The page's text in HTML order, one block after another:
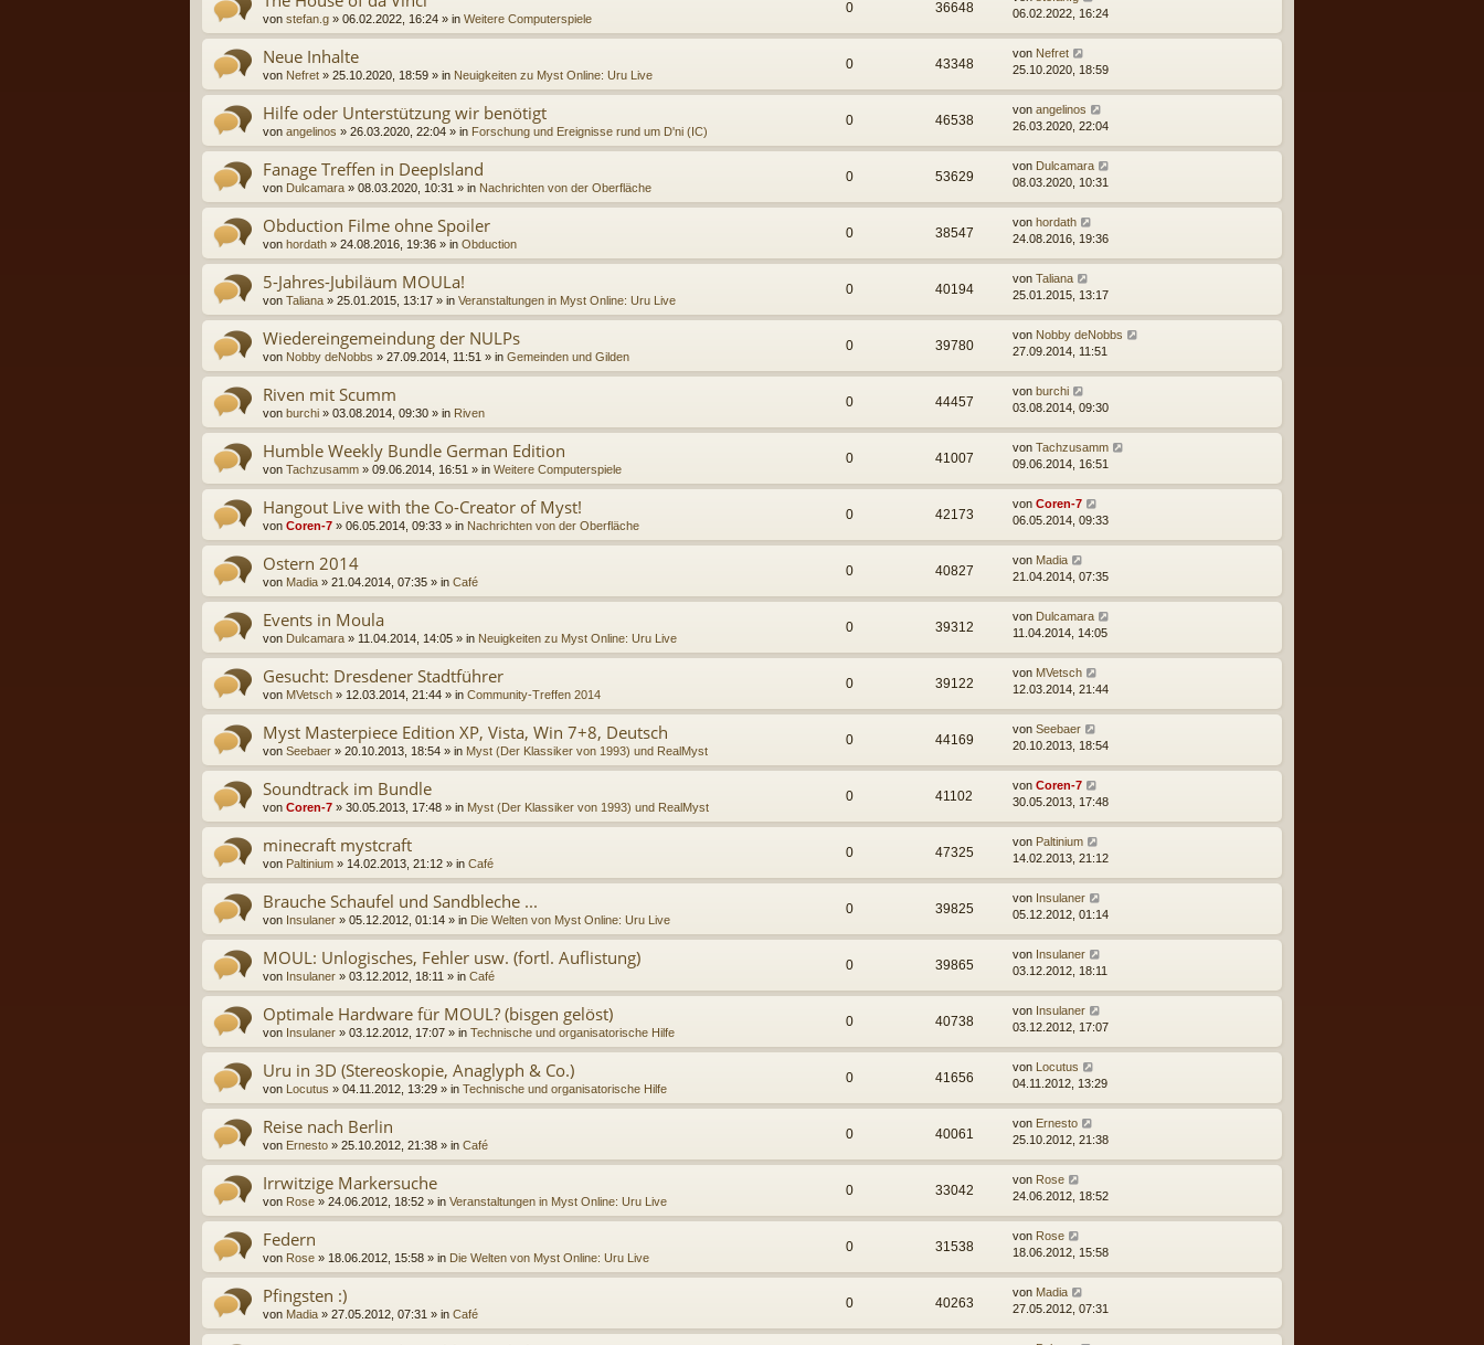
von stefan.g » 06.02.2022, 16:24 » in Weitere Computerspiele
0 36648
06.02.2022, 16:24
Neue Inhalte
von Nefret » 25.10.2020, 18:59 » in Neuigkeiten zu Myst Online: Uru Live
0 43348
von Nefret
25.10.2020, 18:59
Hilfe oder Unterstützung wir benötigt
von angelinos » 26.03.2020, 22:04 » in Forschung und Ereignisse rund um D'ni (IC)
0 46538
von angelinos
26.03.2020, 22:04
Fanage Treffen in DeepIsland
von Dulcamara » 08.03.2020, 10:31 » in Nachrichten von der Oberfläche
0 53629
von Dulcamara
08.03.2020, 10:31
Obduction Filme ohne Spoiler
von hordath » 24.08.2016, 19:36 » in Obduction
0 38547
von hordath
24.08.2016, 19:36
5-Jahres-Jubiläum MOULa!
von Taliana » 25.01.2015, 13:17 » in Veranstaltungen in Myst Online: Uru Live
0 40194
von Taliana
25.01.2015, 13:17
Wiedereingemeindung der NULPs
von Nobby deNobbs » 27.09.2014, 11:51 » in Gemeinden und Gilden
0 39780
von Nobby deNobbs
27.09.2014, 11:51
Riven mit Scumm
von burchi » 03.08.2014, 09:30 » in Riven
0 44457
von burchi
03.08.2014, 09:30
Humble Weekly Bundle German Edition
von Tachzusamm » 09.06.2014, 16:51 » in Weitere Computerspiele
0 41007
von Tachzusamm
09.06.2014, 16:51
Hangout Live with the Co-Creator of Myst!
von Coren-7 » 06.05.2014, 09:33 » in Nachrichten von der Oberfläche
0 42173
von Coren-7
06.05.2014, 09:33
Ostern 2014
von Madia » 21.04.2014, 07:35 » in Café
0 40827
von Madia
21.04.2014, 07:35
Events in Moula
von Dulcamara » 11.04.2014, 14:05 » in Neuigkeiten zu Myst Online: Uru Live
0 39312
von Dulcamara
11.04.2014, 14:05
Gesucht: Dresdener Stadtführer
von MVetsch » 12.03.2014, 21:44 » in Community-Treffen 2014
0 39122
von MVetsch
12.03.2014, 21:44
Myst Masterpiece Edition XP, Vista, Win 7+8, Deutsch
von Seebaer » 20.10.2013, 18:54 » in Myst (Der Klassiker von 1993) und RealMyst
0 44169
von Seebaer
20.10.2013, 18:54
Soundtrack im Bundle
von Coren-7 » 30.05.2013, 17:48 » in Myst (Der Klassiker von 1993) und RealMyst
0 41102
von Coren-7
30.05.2013, 17:48
minecraft mystcraft
von Paltinium » 14.02.2013, 21:12 » in Café
0 47325
von Paltinium
14.02.2013, 21:12
Brauche Schaufel und Sandbleche ...
von Insulaner » 05.12.2012, 01:14 » in Die Welten von Myst Online: Uru Live
0 39825
von Insulaner
05.12.2012, 01:14
MOUL: Unlogisches, Fehler usw. (fortl. Auflistung)
von Insulaner » 03.12.2012, 18:11 » in Café
0 39865
von Insulaner
03.12.2012, 18:11
Optimale Hardware für MOUL? (bisgen gelöst)
von Insulaner » 03.12.2012, 17:07 » in Technische und organisatorische Hilfe
0 40738
von Insulaner
03.12.2012, 17:07
Uru in 3D (Stereoskopie, Anaglyph & Co.)
von Locutus » 04.11.2012, 13:29 » in Technische und organisatorische Hilfe
0 41656
von Locutus
04.11.2012, 13:29
Reise nach Berlin
von Ernesto » 25.10.2012, 21:38 » in Café
0 40061
von Ernesto
25.10.2012, 21:38
Irrwitzige Markersuche
von Rose » 24.06.2012, 18:52 » in Veranstaltungen in Myst Online: Uru Live
0 33042
von Rose
24.06.2012, 18:52
Federn
von Rose » 18.06.2012, 15:58 » in Die Welten von Myst Online: Uru Live
0 31538
von Rose
18.06.2012, 15:58
Pfingsten :)
von Madia » 27.05.2012, 07:31 » in Café
0 40263
von Madia
27.05.2012, 07:31